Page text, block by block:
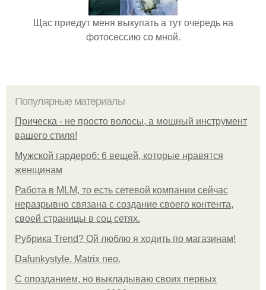
Щас приедут меня выкупать а тут очередь на
фотосессию со мной.
Популярные материалы
Прическа - не просто волосы, а мощный инструмент
вашего стиля!
Мужской гардероб: 6 вещей, которые нравятся
женщинам
Работа в MLM, то есть сетевой компании сейчас
неразрывно связана с создание своего контента,
своей страницы в соц сетях.
Рубрика Trend? Ой люблю я ходить по магазинам!
Dafunkystyle. Matrix neo.
С опозданием, но выкладываю своих первых